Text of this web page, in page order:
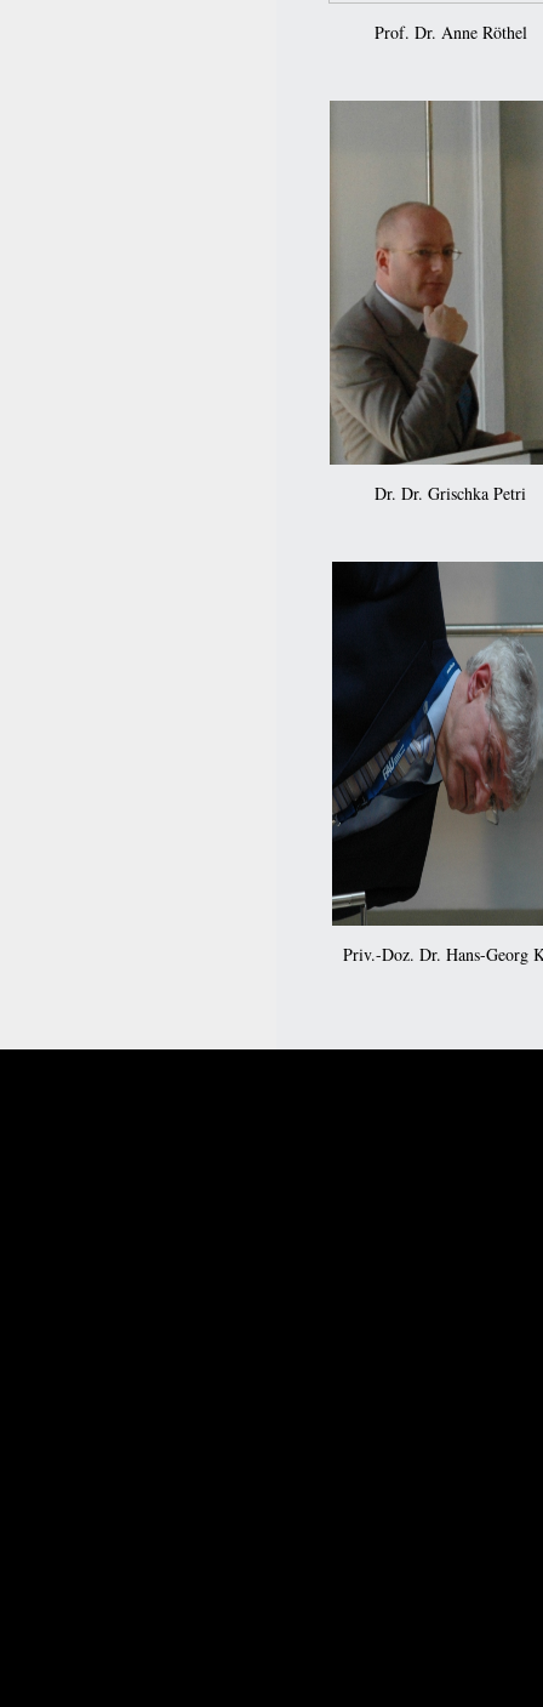
Prof. Dr. Anne Röthel
Dr. Dr. Grischka Petri
Priv.-Doz. Dr. Hans-Georg